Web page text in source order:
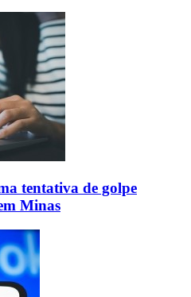
tentativa de golpe
Minas